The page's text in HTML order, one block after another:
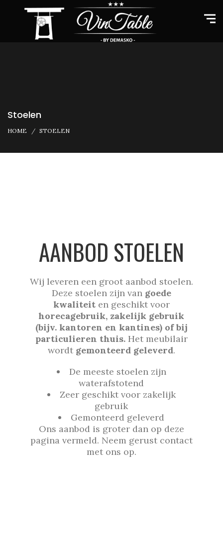
Stoelen
HOME STOELEN
AANBOD STOELEN
Wij leveren een groot aanbod stoelen.
Deze stoelen zijn van goede
kwaliteiten geschikt voor
horecagebruik, zakelijk gebruik
(bijv. kantoren en kantines) of bij
particulieren thuis.Het meubilair
wordt gemonteerd geleverd.
De meeste stoelen zijn
waterafstotend
Zeer geschikt voor zakelijk
gebruik
Gemonteerd geleverd
Ons aanbod is groter dan op deze
pagina vermeld. Neem gerust contact
met ons op.